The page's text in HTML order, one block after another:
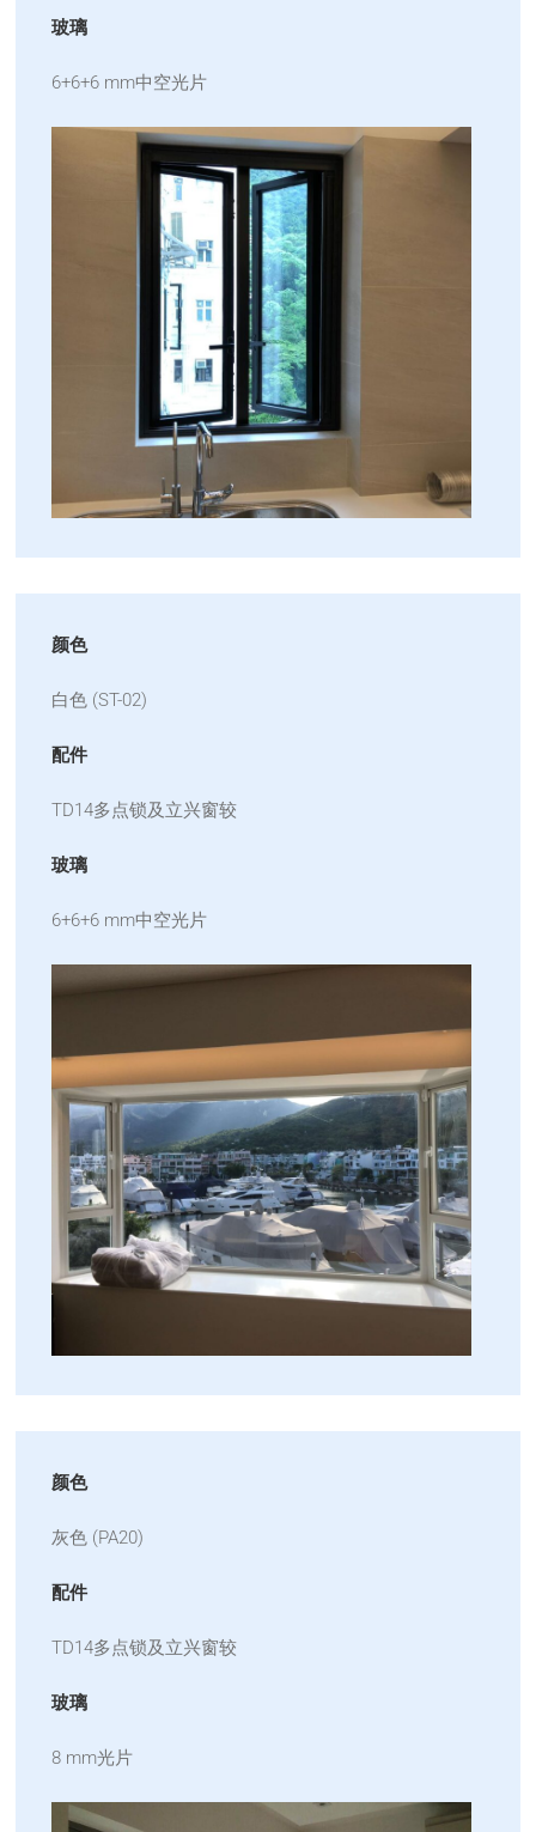
玻璃
6+6+6 mm中空光片
颜色
白色 (ST-02)
配件
TD14多点锁及立兴窗较
玻璃
6+6+6 mm中空光片
颜色
灰色 (PA20)
配件
TD14多点锁及立兴窗较
玻璃
8 mm光片